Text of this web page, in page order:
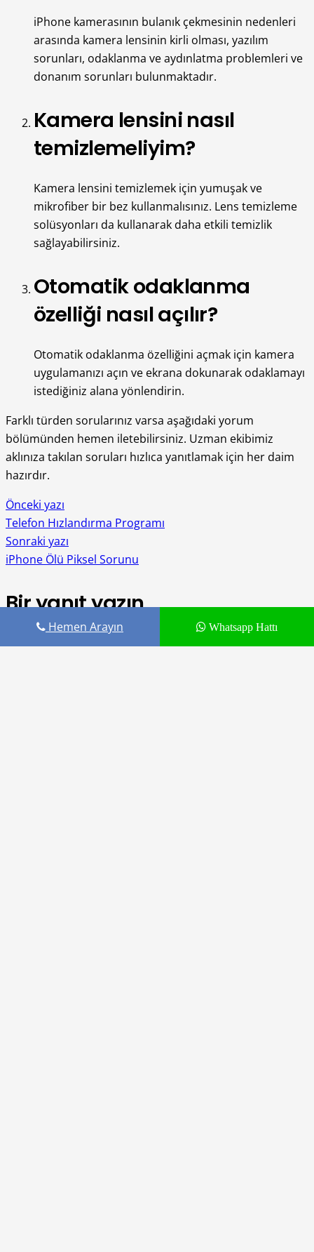
iPhone kamerasının bulanık çekmesinin nedenleri
arasında kamera lensinin kirli olması, yazılım
sorunları, odaklanma ve aydınlatma problemleri ve
donanım sorunları bulunmaktadır.
Kamera lensini nasıl
temizlemeliyim?
Kamera lensini temizlemek için yumuşak ve
mikrofiber bir bez kullanmalısınız. Lens temizleme
solüsyonları da kullanarak daha etkili temizlik
sağlayabilirsiniz.
Otomatik odaklanma
özelliği nasıl açılır?
Otomatik odaklanma özelliğini açmak için kamera
uygulamanızı açın ve ekrana dokunarak odaklamayı
istediğiniz alana yönlendirin.
Farklı türden sorularınız varsa aşağıdaki yorum
bölümünden hemen iletebilirsiniz. Uzman ekibimiz
aklınıza takılan soruları hızlıca yanıtlamak için her daim
hazırdır.
Önceki yazı
Telefon Hızlandırma Programı
Sonraki yazı
iPhone Ölü Piksel Sorunu
Bir yanıt yazın
E-posta adresiniz yayınlanmayacak.Gerekli alanlar*ile
Hemen Arayın Whatsapp Hattı